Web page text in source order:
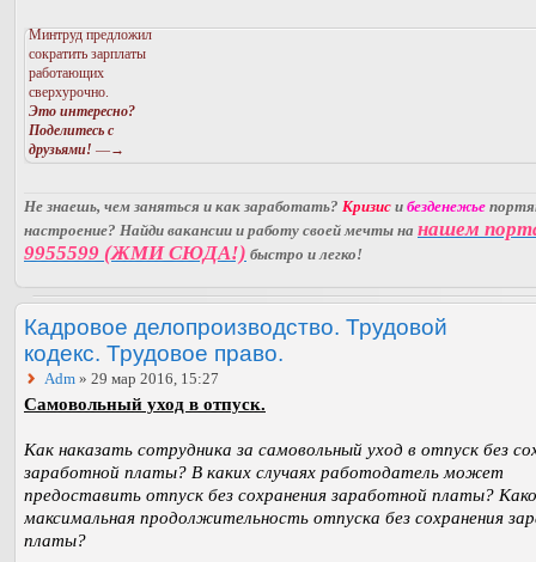
Минтруд предложил
сократить зарплаты
работающих
сверхурочно.
Это интересно?
Поделитесь с
друзьями! —→
Не знаешь, чем заняться и как заработать? Кризис и безденежье
настроение? Найди вакансии и работу своей мечты на нашем
9955599 (ЖМИ СЮДА!) быстро и легко!
Кадровое делопроизводство. Трудовой
кодекс. Трудовое право.
Adm » 29 мар 2016, 15:27
Самовольный уход в отпуск.
Как наказать сотрудника за самовольный уход в отпуск без
заработной платы? В каких случаях работодатель может
предоставить отпуск без сохранения заработной платы?
максимальная продолжительность отпуска без сохранения
платы?